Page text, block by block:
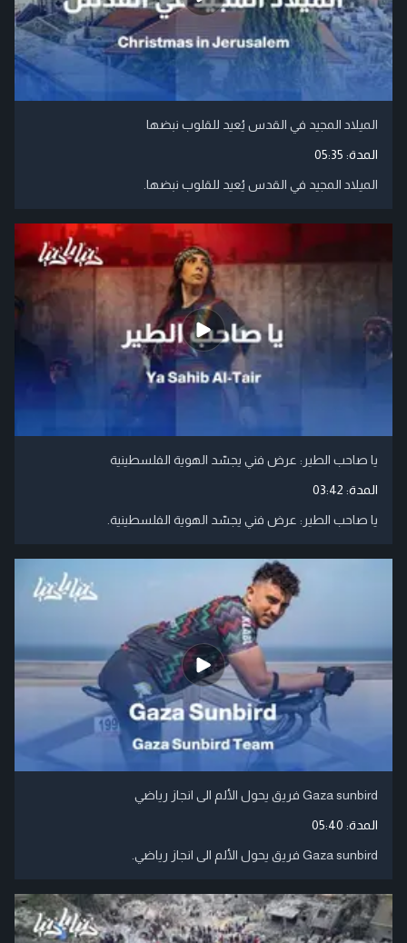
الميلاد المجيد في القدس يُعيد للقلوب نبضها
المدة: 05:35
الميلاد المجيد في القدس يُعيد للقلوب نبضها.
يا صاحب الطير: عرض فني يجسّد الهوية الفلسطينية
المدة: 03:42
يا صاحب الطير: عرض فني يجسّد الهوية الفلسطينية.
Gaza sunbird فريق يحول الألم الى انجاز رياضي
المدة: 05:40
Gaza sunbird فريق يحول الألم الى انجاز رياضي.